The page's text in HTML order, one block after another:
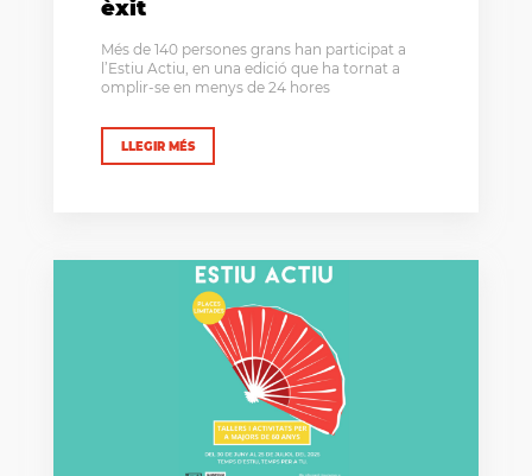
èxit
Més de 140 persones grans han participat a
l’Estiu Actiu, en una edició que ha tornat a
omplir-se en menys de 24 hores
LLEGIR MÉS